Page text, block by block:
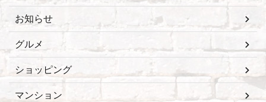
お知らせ
グルメ
ショッピング
マンション